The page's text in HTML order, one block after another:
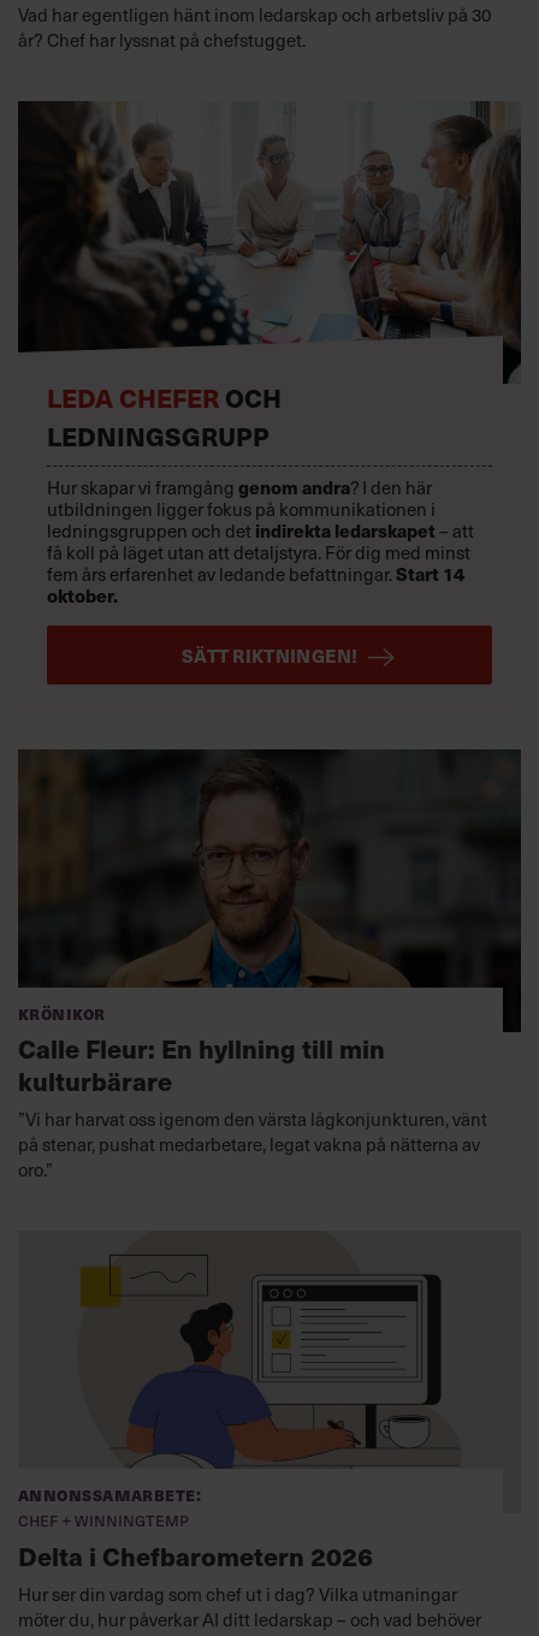
Vad har egentligen hänt inom ledarskap och arbetsliv på 30
år? Chef har lyssnat på chefstugget.
LEDA CHEFER OCH
LEDNINGSGRUPP
Hur skapar vi framgång genom andra? I den här
utbildningen ligger fokus på kommunikationen i
ledningsgruppen och det indirekta ledarskapet– att
få koll på läget utan att detaljstyra. För dig med minst
fem års erfarenhet av ledande befattningar.Start 14
oktober.
SÄTT RIKTNINGEN!
Krönikor
Calle Fleur: En hyllning till min
kulturbärare
”Vi har harvat oss igenom den värsta lågkonjunkturen, vänt
på stenar, pushat medarbetare, legat vakna på nätterna av
oro.”
Annonssamarbete:
Chef + Winningtemp
Delta i Chefbarometern 2026
Hur ser din vardag som chef ut i dag? Vilka utmaningar
möter du, hur påverkar AI ditt ledarskap – och vad behöver